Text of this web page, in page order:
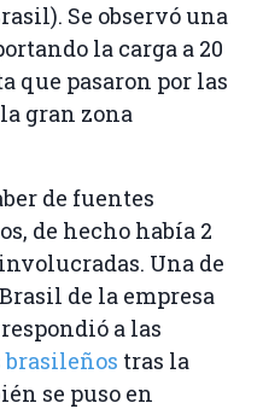
Se observó una
la carga a 20
que pasaron por las
gran zona
de fuentes
de hecho había 2
Una de
de la empresa
a las
brasileños tras la
se puso en